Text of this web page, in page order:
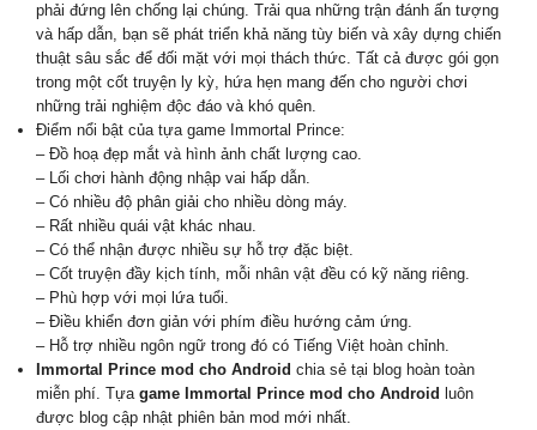
phải đứng lên chống lại chúng. Trải qua những trận đánh ấn tượng
và hấp dẫn, bạn sẽ phát triển khả năng tùy biến và xây dựng chiến
thuật sâu sắc để đối mặt với mọi thách thức. Tất cả được gói gọn
trong một cốt truyện ly kỳ, hứa hẹn mang đến cho người chơi
những trải nghiệm độc đáo và khó quên.
Điểm nổi bật của tựa game Immortal Prince:
– Đồ hoạ đẹp mắt và hình ảnh chất lượng cao.
– Lối chơi hành động nhập vai hấp dẫn.
– Có nhiều độ phân giải cho nhiều dòng máy.
– Rất nhiều quái vật khác nhau.
– Có thể nhận được nhiều sự hỗ trợ đặc biệt.
– Cốt truyện đầy kịch tính, mỗi nhân vật đều có kỹ năng riêng.
– Phù hợp với mọi lứa tuổi.
– Điều khiển đơn giản với phím điều hướng cảm ứng.
– Hỗ trợ nhiều ngôn ngữ trong đó có Tiếng Việt hoàn chỉnh.
Immortal Prince mod cho Android chia sẻ tại blog hoàn toàn
miễn phí. Tựa game Immortal Prince mod cho Android luôn
được blog cập nhật phiên bản mod mới nhất.